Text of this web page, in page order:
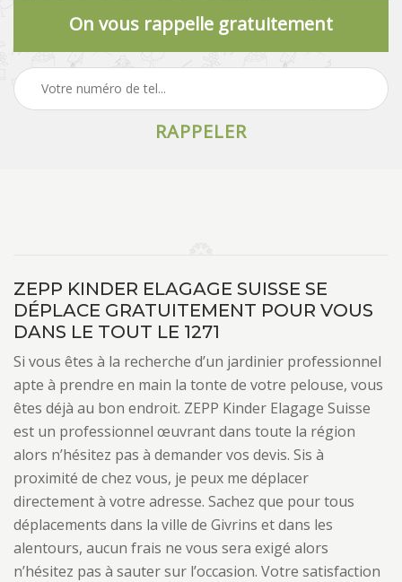
On vous rappelle gratuitement
ZEPP KINDER ELAGAGE SUISSE SE
DÉPLACE GRATUITEMENT POUR VOUS
DANS LE TOUT LE 1271
Si vous êtes à la recherche d’un jardinier professionnel
apte à prendre en main la tonte de votre pelouse, vous
êtes déjà au bon endroit. ZEPP Kinder Elagage Suisse
est un professionnel œuvrant dans toute la région
alors n’hésitez pas à demander vos devis. Sis à
proximité de chez vous, je peux me déplacer
directement à votre adresse. Sachez que pour tous
déplacements dans la ville de Givrins et dans les
alentours, aucun frais ne vous sera exigé alors
n’hésitez pas à sauter sur l’occasion. Votre satisfaction